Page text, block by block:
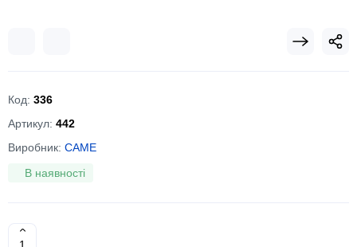
Код: 336
Артикул: 442
Виробник: CAME
В наявності